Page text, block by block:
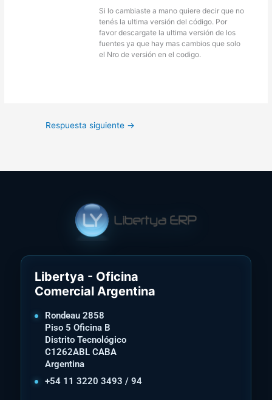
Si lo cambiaste a mano quiere decir que no
tenés la ultima versión del código. Por
favor descargate la ultima versión de los
fuentes ya que hay mas cambios que solo
el Nro de versión en el codigo.
Respuesta siguiente →
Libertya - Oficina
Comercial Argentina
Rondeau 2858
Piso 5 Oficina B
Distrito Tecnológico
C1262ABL CABA
Argentina
+54 11 3220 3493 / 94